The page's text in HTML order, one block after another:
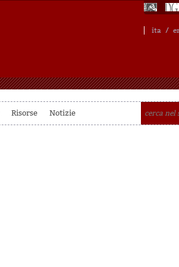
ita /
Risorse Notizie